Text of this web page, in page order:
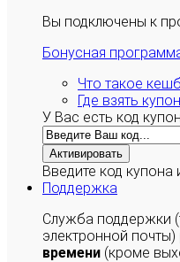
Вы подключены к
Бонусная
Что такое
Где взять купон
У Вас есть код
Активировать
Введите код купона
Поддержка
Служба поддержки
электронной
времени (кроме